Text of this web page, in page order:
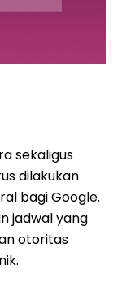
sekaligus
dilakukan
bagi Google.
jadwal yang
otoritas